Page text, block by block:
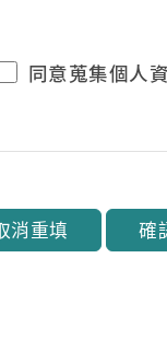
同意蒐集個人
消重填 確